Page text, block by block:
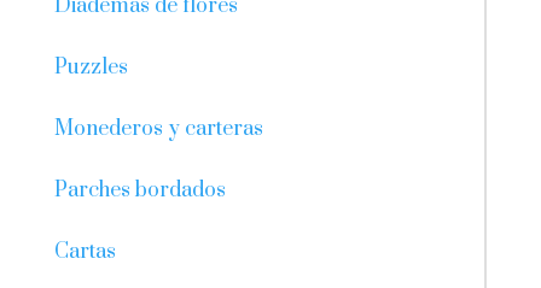
Diademas de flores
Puzzles
Monederos y carteras
Parches bordados
Cartas